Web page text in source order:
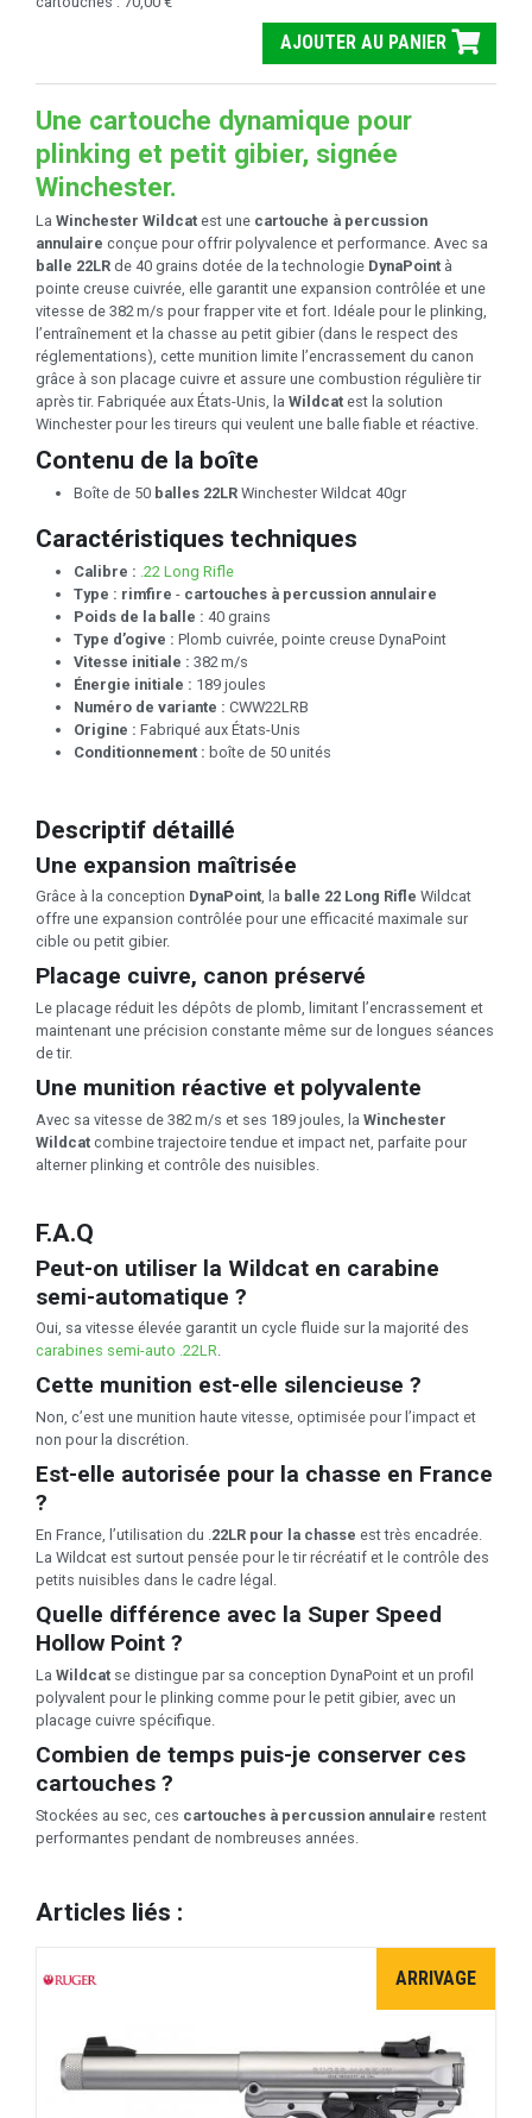
AJOUTER AU PANIER
Une cartouche dynamique pour
plinking et petit gibier, signée
Winchester.
La Winchester Wildcat est une cartouche à percussion
annulaire conçue pour offrir polyvalence et performance. Avec sa
balle 22LR de 40 grains dotée de la technologie DynaPoint à
pointe creuse cuivrée, elle garantit une expansion contrôlée et une
vitesse de 382 m/s pour frapper vite et fort. Idéale pour le plinking,
l’entraînement et la chasse au petit gibier (dans le respect des
réglementations), cette munition limite l’encrassement du canon
grâce à son placage cuivre et assure une combustion régulière tir
après tir. Fabriquée aux États-Unis, la Wildcat est la solution
Winchester pour les tireurs qui veulent une balle fiable et réactive.
Contenu de la boîte
Boîte de 50 balles 22LR Winchester Wildcat 40gr
Caractéristiques techniques
Calibre : .22 Long Rifle
Type : rimfire - cartouches à percussion annulaire
Poids de la balle : 40 grains
Type d’ogive : Plomb cuivrée, pointe creuse DynaPoint
Vitesse initiale : 382 m/s
Énergie initiale : 189 joules
Numéro de variante : CWW22LRB
Origine : Fabriqué aux États-Unis
Conditionnement : boîte de 50 unités
Descriptif détaillé
Une expansion maîtrisée
Grâce à la conception DynaPoint, la balle 22 Long Rifle Wildcat
offre une expansion contrôlée pour une efficacité maximale sur
cible ou petit gibier.
Placage cuivre, canon préservé
Le placage réduit les dépôts de plomb, limitant l’encrassement et
maintenant une précision constante même sur de longues séances
de tir.
Une munition réactive et polyvalente
Avec sa vitesse de 382 m/s et ses 189 joules, la Winchester
Wildcat combine trajectoire tendue et impact net, parfaite pour
alterner plinking et contrôle des nuisibles.
F.A.Q
Peut-on utiliser la Wildcat en carabine
semi-automatique ?
Oui, sa vitesse élevée garantit un cycle fluide sur la majorité des
carabines semi-auto .22LR.
Cette munition est-elle silencieuse ?
Non, c’est une munition haute vitesse, optimisée pour l’impact et
non pour la discrétion.
Est-elle autorisée pour la chasse en France
?
En France, l’utilisation du .22LR pour la chasse est très encadrée.
La Wildcat est surtout pensée pour le tir récréatif et le contrôle des
petits nuisibles dans le cadre légal.
Quelle différence avec la Super Speed
Hollow Point ?
La Wildcat se distingue par sa conception DynaPoint et un profil
polyvalent pour le plinking comme pour le petit gibier, avec un
placage cuivre spécifique.
Combien de temps puis-je conserver ces
cartouches ?
Stockées au sec, ces cartouches à percussion annulaire restent
performantes pendant de nombreuses années.
Articles liés :
ARRIVAGE